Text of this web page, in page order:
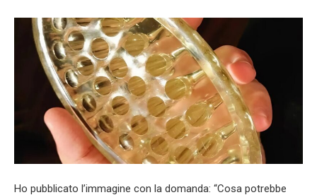
Ho pubblicato l’immagine con la domanda: “Cosa potrebbe